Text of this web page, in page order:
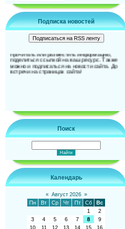
Подписка новостей
Приветствуем вас на новом сайте
Саратовских радиолюбителей! Здесь вы
можете разместить ваши фотографии,
поделиться мнениями на мини-чате или
поделиться ссылкой на ваш ресурс. Также
можно и подписаться на новости сайта. До
встречи на страницах сайта!
Поиск
Календарь
« Август 2026 »
Пн
Вт Ср Чт Пт Сб
Вс
1
2
3
4 5 6 7 8
9
10
11 12 13 14 15
16